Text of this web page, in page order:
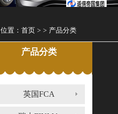
位置： 首页 > > 产品分类
产品分类
英国FCA